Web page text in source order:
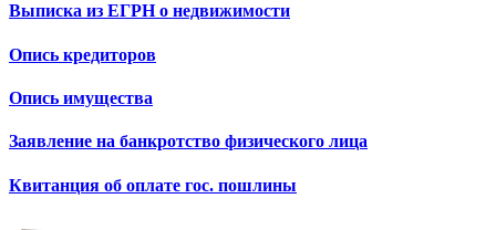
Выписка из ЕГРН о недвижимости
Опись кредиторов
Опись имущества
Заявление на банкротство физического лица
Квитанция об оплате гос. пошлины